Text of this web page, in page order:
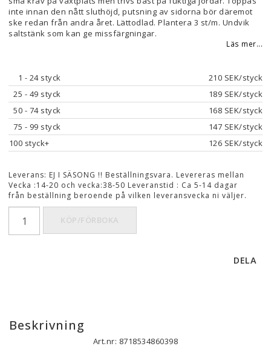
inte innan den nått sluthöjd, putsning av sidorna bör däremot
ske redan från andra året. Lättodlad. Plantera 3 st/m. Undvik
saltstänk som kan ge missfärgningar.
Läs mer...
1 - 24 styck
210 SEK/styck
25 - 49 styck
189 SEK/styck
50 - 74 styck
168 SEK/styck
75 - 99 styck
147 SEK/styck
100 styck+ 126 SEK/styck
Leverans: EJ I SÄSONG !! Beställningsvara. Levereras mellan
Vecka :14-20 och vecka:38-50 Leveranstid : Ca 5-14 dagar
från beställning beroende på vilken leveransvecka ni väljer.
KÖP/FÖRBOKA
DELA
Beskrivning
Art.nr: 8718534860398